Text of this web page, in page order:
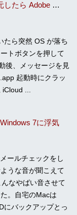
iCloud の調子悪くて TimeMachine から復元したら Adobe のソフトが死亡
たら突然 OS が落ち
トボタンを押して
後、メッセージを見
起動時にクラッ
...
7に浮気
ールチェックをし
うな音が聞こえて
なやばい音させて
。自宅のMacは
にバックアップとっ